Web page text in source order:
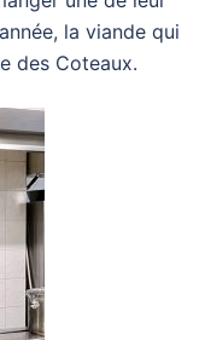
la viande qui
des Coteaux.